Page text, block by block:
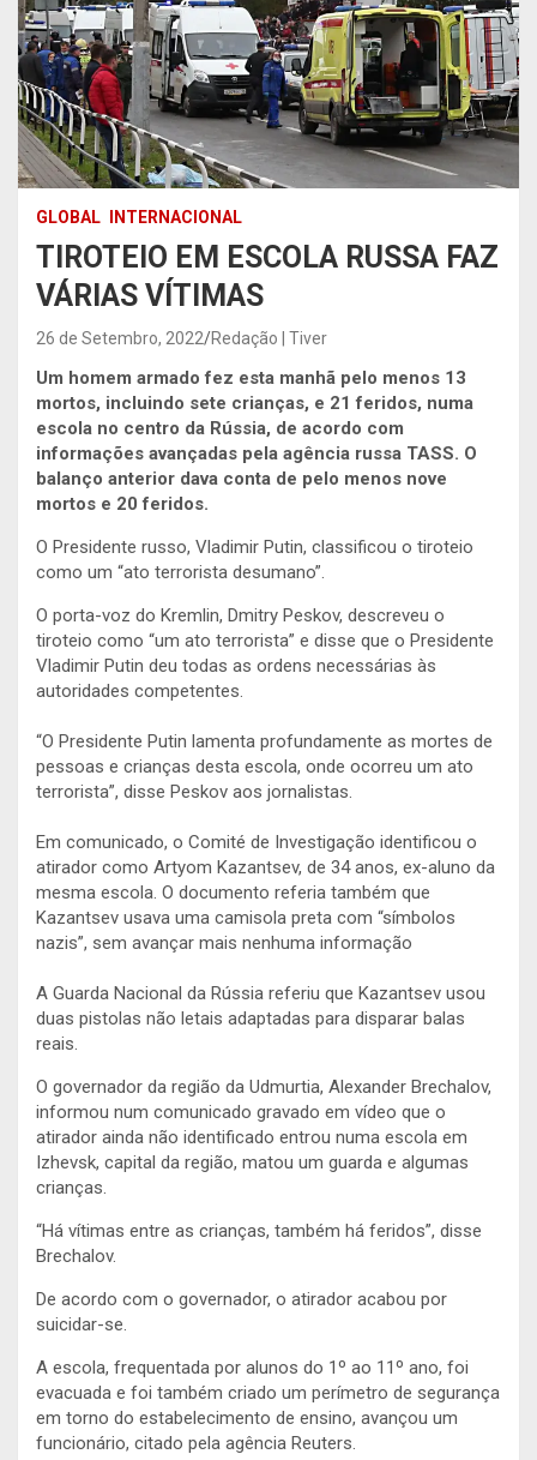
GLOBAL INTERNACIONAL
TIROTEIO EM ESCOLA RUSSA FAZ
VÁRIAS VÍTIMAS
26 de Setembro, 2022 Redação | Tiver
Um homem armado fez esta manhã pelo menos 13
mortos, incluindo sete crianças, e 21 feridos, numa
escola no centro da Rússia, de acordo com
informações avançadas pela agência russa TASS. O
balanço anterior dava conta de pelo menos nove
mortos e 20 feridos.
O Presidente russo, Vladimir Putin, classificou o tiroteio
como um “ato terrorista desumano”.
O porta-voz do Kremlin, Dmitry Peskov, descreveu o
tiroteio como “um ato terrorista” e disse que o Presidente
Vladimir Putin deu todas as ordens necessárias às
autoridades competentes.
“O Presidente Putin lamenta profundamente as mortes de
pessoas e crianças desta escola, onde ocorreu um ato
terrorista”, disse Peskov aos jornalistas.
Em comunicado, o Comité de Investigação identificou o
atirador como Artyom Kazantsev, de 34 anos, ex-aluno da
mesma escola. O documento referia também que
Kazantsev usava uma camisola preta com “símbolos
nazis”, sem avançar mais nenhuma informação
A Guarda Nacional da Rússia referiu que Kazantsev usou
duas pistolas não letais adaptadas para disparar balas
reais.
O governador da região da Udmurtia, Alexander Brechalov,
informou num comunicado gravado em vídeo que o
atirador ainda não identificado entrou numa escola em
Izhevsk, capital da região, matou um guarda e algumas
crianças.
“Há vítimas entre as crianças, também há feridos”, disse
Brechalov.
De acordo com o governador, o atirador acabou por
suicidar-se.
A escola, frequentada por alunos do 1º ao 11º ano, foi
evacuada e foi também criado um perímetro de segurança
em torno do estabelecimento de ensino, avançou um
funcionário, citado pela agência Reuters.